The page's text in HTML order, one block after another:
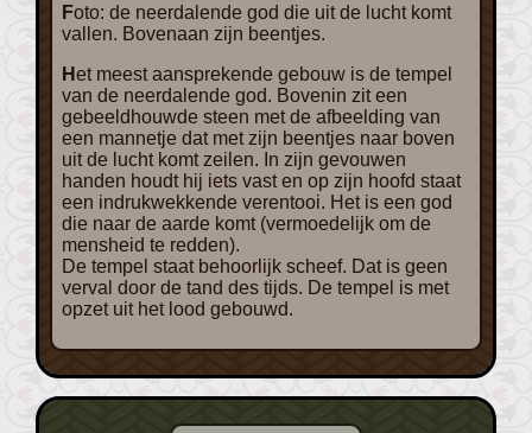
Foto: de neerdalende god die uit de lucht komt
vallen. Bovenaan zijn beentjes.
Het meest aansprekende gebouw is de tempel
van de neerdalende god. Bovenin zit een
gebeeldhouwde steen met de afbeelding van
een mannetje dat met zijn beentjes naar boven
uit de lucht komt zeilen. In zijn gevouwen
handen houdt hij iets vast en op zijn hoofd staat
een indrukwekkende verentooi. Het is een god
die naar de aarde komt (vermoedelijk om de
mensheid te redden).
De tempel staat behoorlijk scheef. Dat is geen
verval door de tand des tijds. De tempel is met
opzet uit het lood gebouwd.